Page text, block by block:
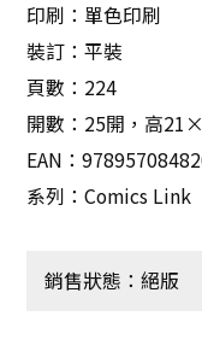
印刷：單色印刷
裝訂：平裝
頁數：224
開數：25開，高
EAN：
系列：Comics Link
銷售狀態：絕版